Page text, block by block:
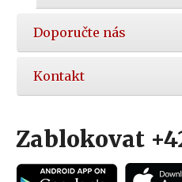
Doporučte nás
Kontakt
Zablokovat